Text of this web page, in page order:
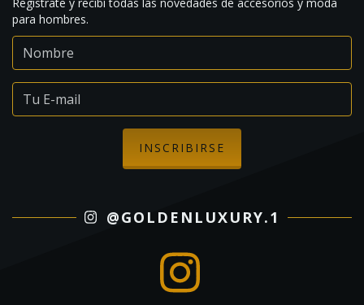
para hombres.
@GOLDENLUXURY.1